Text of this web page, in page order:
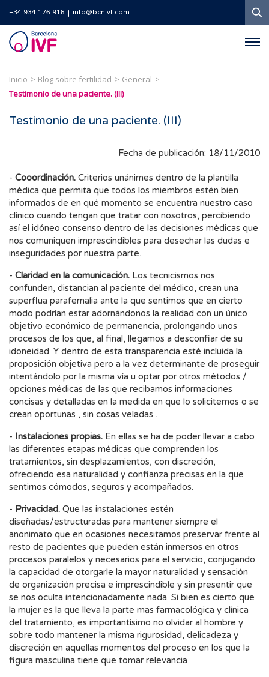
+34 934 176 916 info@bcnivf.com
Barcelona
IVF
Inicio Blog sobre fertilidad
General
Testimonio de una paciente. (III)
Testimonio de una paciente. (III)
Fecha de publicación: 18/11/2010
- Cooordinación. Criterios unánimes dentro de la plantilla
médica que permita que todos los miembros estén bien
informados de en qué momento se encuentra nuestro caso
clínico cuando tengan que tratar con nosotros, percibiendo
así el idóneo consenso dentro de las decisiones médicas que
nos comuniquen imprescindibles para desechar las dudas e
inseguridades por nuestra parte.
- Claridad en la comunicación. Los tecnicismos nos
confunden, distancian al paciente del médico, crean una
superflua parafernalia ante la que sentimos que en cierto
modo podrían estar adornándonos la realidad con un único
objetivo económico de permanencia, prolongando unos
procesos de los que, al final, llegamos a desconfiar de su
idoneidad. Y dentro de esta transparencia esté incluida la
proposición objetiva pero a la vez determinante de proseguir
intentándolo por la misma vía u optar por otros métodos /
opciones médicas de las que recibamos informaciones
concisas y detalladas en la medida en que lo solicitemos o se
crean oportunas , sin cosas veladas .
- Instalaciones propias. En ellas se ha de poder llevar a cabo
las diferentes etapas médicas que comprenden los
tratamientos, sin desplazamientos, con discreción,
ofreciendo esa naturalidad y confianza precisas en la que
sentirnos cómodos, seguros y acompañados.
- Privacidad. Que las instalaciones estén
diseñadas/estructuradas para mantener siempre el
anonimato que en ocasiones necesitamos preservar frente al
resto de pacientes que pueden están inmersos en otros
procesos paralelos y necesarios para el servicio, conjugando
la capacidad de otorgarle la mayor naturalidad y sensación
de organización precisa e imprescindible y sin presentir que
se nos oculta intencionadamente nada. Si bien es cierto que
la mujer es la que lleva la parte mas farmacológica y clínica
del tratamiento, es importantísimo no olvidar al hombre y
sobre todo mantener la misma rigurosidad, delicadeza y
discreción en aquellas momentos del proceso en los que la
figura masculina tiene que tomar relevancia